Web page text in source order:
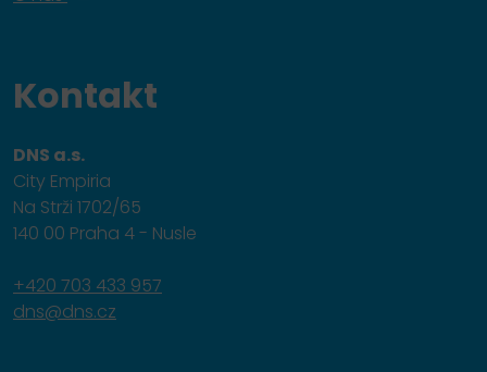
Kontakt
DNS a.s.
City Empiria
Na Strži 1702/65
140 00 Praha 4 - Nusle
+420 703 433 957
dns@dns.cz